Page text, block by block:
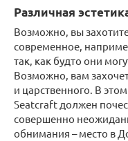
Различная
Возможно, вы
современное,
так, как будто они
Возможно, вам
и царственного. В
Seatcraft должен
совершенно
обнимания – место в